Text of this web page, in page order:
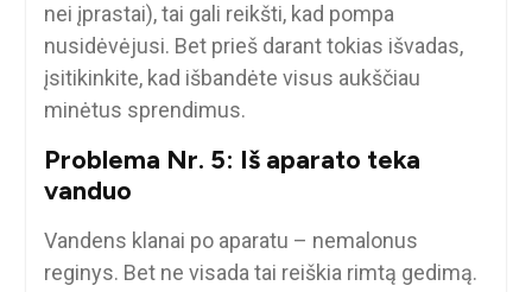
nei įprastai), tai gali reikšti, kad pompa
nusidėvėjusi. Bet prieš darant tokias išvadas,
įsitikinkite, kad išbandėte visus aukščiau
minėtus sprendimus.
Problema Nr. 5: Iš aparato teka
vanduo
Vandens klanai po aparatu – nemalonus
reginys. Bet ne visada tai reiškia rimtą gedimą.